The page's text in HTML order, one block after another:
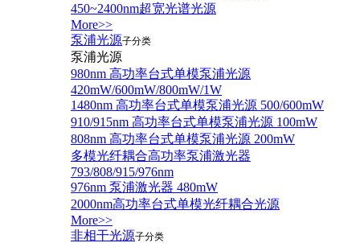
450~2400nm超宽光谱光源
More>>
泵浦光源子分类
泵浦光源
980nm 高功率台式单模泵浦光源
420mW/600mW/800mW/1W
1480nm 高功率台式单模泵浦光源 500/600mW
910/915nm 高功率台式单模泵浦光源 100mW
808nm 高功率台式单模泵浦光源 200mW
多模光纤耦合高功率泵浦激光器
793/808/915/976nm
976nm 泵浦激光器 480mW
2000nm高功率台式单模光纤耦合光源
More>>
非相干光源子分类